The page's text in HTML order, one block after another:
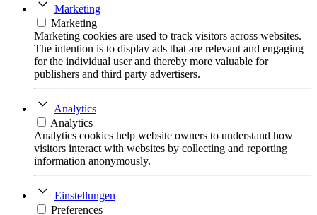
Marketing
Marketing
Marketing cookies are used to track visitors across websites.
The intention is to display ads that are relevant and engaging
for the individual user and thereby more valuable for
publishers and third party advertisers.
Analytics
Analytics
Analytics cookies help website owners to understand how
visitors interact with websites by collecting and reporting
information anonymously.
Einstellungen
Preferences